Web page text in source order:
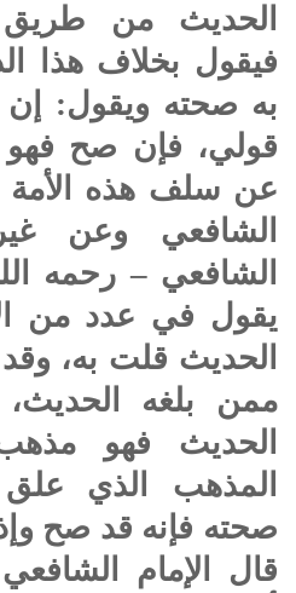
الحديث من طريق
فيقول بخلاف هذا
به صحته ويقول:
قولي، فإن صح فهو
عن سلف هذه الأمة
الشافعي وعن
الشافعي – رحمه
يقول في عدد من
الحديث قلت به،
ممن بلغه
الحديث فهو
المذهب الذي
صحته فإنه قد صح
قال الإمام